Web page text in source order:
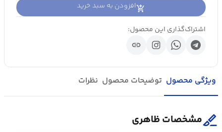
افزودن به سبد خرید
اشتراک‌گذاری این محصول:
link
ویژگی محصول توضیحات محصول نظرات
surgicalمشخصات ظاهری